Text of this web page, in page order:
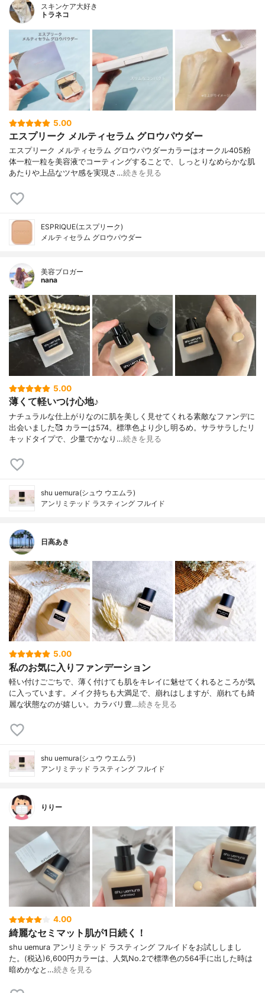
スキンケア大好き
トラネコ
5.00
エスプリーク メルティセラム グロウパウダー
エスプリーク メルティセラム グロウパウダーカラーはオークル405粉
体一粒一粒を美容液でコーティングすることで、しっとりなめらかな肌
あたりや上品なツヤ感を実現さ…続きを見る
ESPRIQUE(エスプリーク)
メルティセラム グロウパウダー
美容ブロガー
nana
5.00
薄くて軽いつけ心地♪
ナチュラルな仕上がりなのに肌を美しく見せてくれる素敵なファンデに
出会いました🥰 カラーは574。標準色より少し明るめ。サラサラしたリ
キッドタイプで、少量でかなり…続きを見る
shu uemura(シュウ ウエムラ)
アンリミテッド ラスティング フルイド
日高あき
5.00
私のお気に入りファンデーション
軽い付けごごちで、薄く付けても肌をキレイに魅せてくれるところが気
に入っています。メイク持ちも大満足で、崩れはしますが、崩れても綺
麗な状態なのが嬉しい。カラバリ豊…続きを見る
shu uemura(シュウ ウエムラ)
アンリミテッド ラスティング フルイド
りりー
4.00
綺麗なセミマット肌が1日続く！
shu uemura アンリミテッド ラスティング フルイドをお試ししまし
た。(税込)6,600円カラーは、人気No.2で標準色の564手に出した時は
暗めかなと…続きを見る